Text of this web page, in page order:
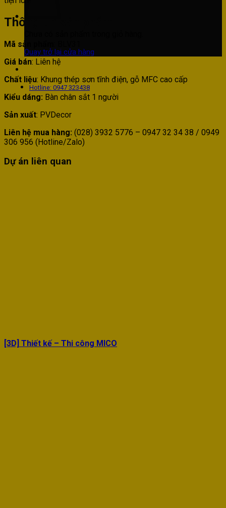
Quay trở lại cửa hàng
Hotline: 0947 323438
Thông tin sản phẩm
Mã sản phẩm
Giá bán: Liên hệ
Chất liệu: Khung thép sơn tĩnh điện, gỗ MFC cao cấp
Kiểu dáng: Bàn chân sắt 1 người
Sản xuất: PVDecor
Liên hệ mua hàng: (028) 3932 5776 – 0947 32 34 38 / 0949
306 956 (Hotline/Zalo)
Dự án liên quan
[3D] Thiết kế – Thi công MICO